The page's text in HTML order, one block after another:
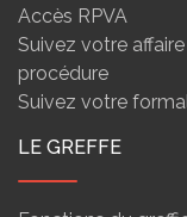
Accès RPVA
Suivez votre
procédure
Suivez votre
LE GREFFE